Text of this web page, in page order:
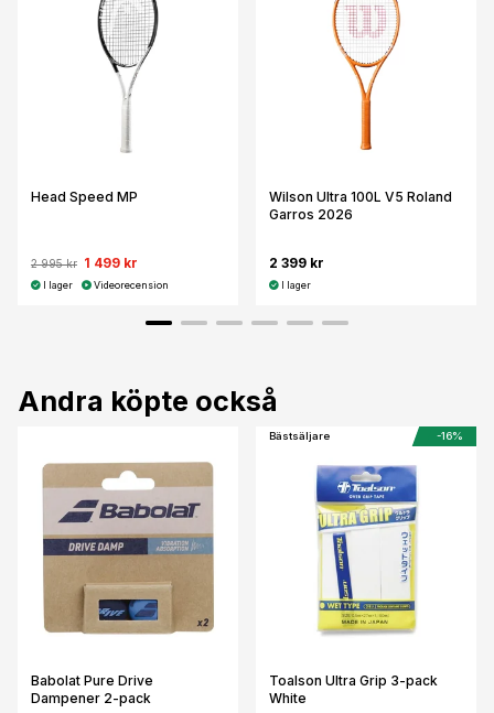
Head Speed MP
2 995 kr 1 499 kr
I lager Videorecension
Wilson Ultra 100L V5 Roland
Garros 2026
2 399 kr
I lager
Andra köpte också
Babolat Pure Drive
Dampener 2-pack
Bästsäljare -16%
Toalson Ultra Grip 3-pack
White